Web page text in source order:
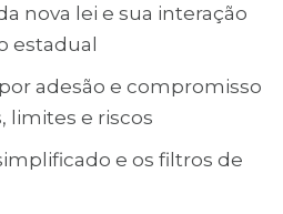
nova lei e sua interação
estadual
adesão e compromisso
limites e riscos
e os filtros de